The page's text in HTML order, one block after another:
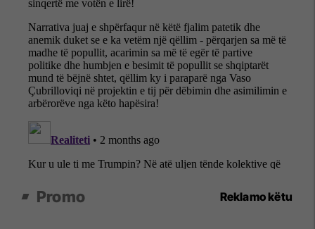
Promo Reklamo këtu